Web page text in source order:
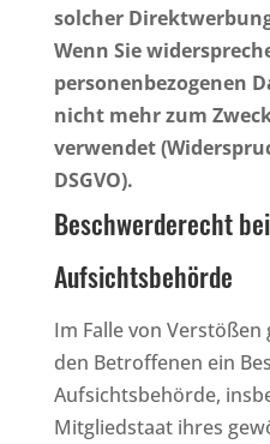
solcher
Wenn Sie
personenbezogenen
nicht mehr zum
verwendet
DSGVO).
Beschwerderecht
Aufsichtsbehörde
Im Falle von Verstößen
den Betroffenen ein
Aufsichtsbehörde,
Mitgliedstaat ihres